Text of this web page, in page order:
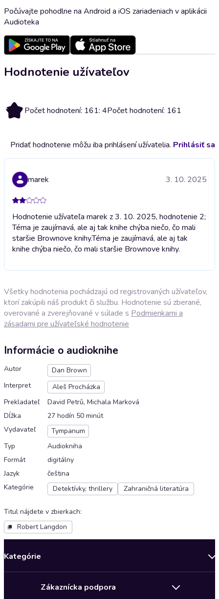
Počúvajte pohodlne na Android a iOS zariadeniach v aplikácii
Audioteka
Hodnotenie užívateľov
4 Počet hodnotení: 161: 4Počet hodnotení: 161
Pridať hodnotenie môžu iba prihlásení užívatelia. Prihlásiť sa
marek 3. 10. 2025
Hodnotenie užívateľa marek z 3. 10. 2025, hodnotenie 2;
Téma je zaujímavá, ale aj tak knihe chýba niečo, čo mali
staršie Brownove knihy.Téma je zaujímavá, ale aj tak
knihe chýba niečo, čo mali staršie Brownove knihy.
Všetky hodnotenia pochádzajú od registrovaných užívateľov,
ktorí zakúpili náš produkt či službu. Hodnotenie sú zberané,
overované a zverejňované v súlade s Podmienkami a
zásadami pre užívateľské hodnotenie
Informácie o audioknihe
Autor
Dan Brown
Interpret
Aleš Procházka
Prekladateľ
David Petrů, Michala Marková
Dĺžka
27 hodín 50 minút
Vydavateľ
Tympanum
Typ
Audiokniha
Formát
digitálny
Jazyk
čeština
Kategórie
Detektívky, thrillery Zahraničná literatúra
Titul nájdete v zbierkach:
Robert Langdon
Kategórie
Zákaznícka podpora